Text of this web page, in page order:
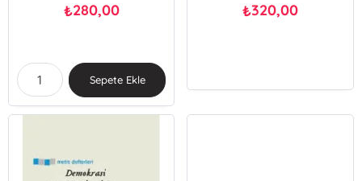
₺280,00
Sepete Ekle
₺320,00